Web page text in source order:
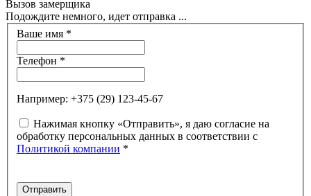
Вызов замерщика
Подождите немного, идет отправка ...
Ваше имя *
Телефон *
Например: +375 (29) 123-45-67
Нажимая кнопку «Отправить», я даю согласие на
обработку персональных данных в соответствии с
Политикой компании *